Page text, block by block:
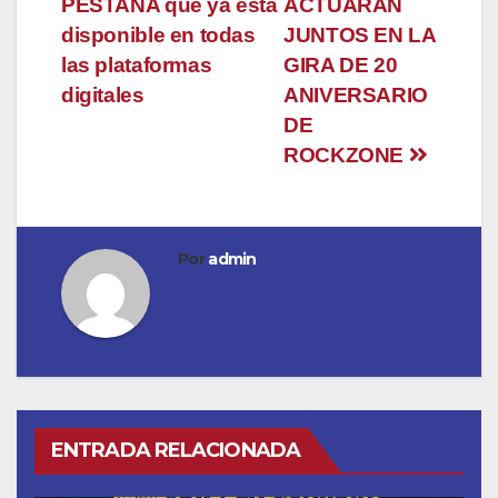
JUNTOS EN LA
GIRA DE 20
ANIVERSARIO
DE
ROCKZONE
disponible en todas
las plataformas
digitales
Poradmin
ENTRADA RELACIONADA